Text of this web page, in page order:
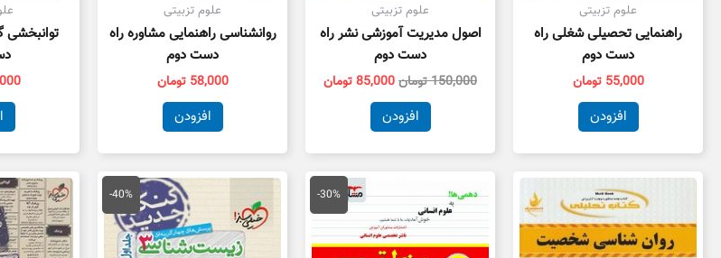
علوم تزبیتی
راهنمایی تحصیلی شغلی راه
دست دوم
55,000 تومان
افزودن
علوم تزبیتی
اصول مدیریت آموزشی نشر راه
دست دوم
150,000تومان85,000تومان
افزودن
علوم تزبیتی
روانشناسی راهنمایی مشاوره راه
دست دوم
58,000 تومان
افزودن
-30%
اصلی
20,000 تومان
بود.
قیمت
فعلی
14,000 تومان
-40%
قیمت
اصلی
55,000 تومان
بود.
قیمت
فعلی
33,000 تومان
است.